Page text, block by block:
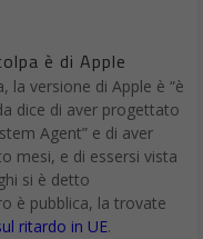
è di Apple
la versione di Apple è “è
dice di aver progettato
Agent” e di aver
mesi, e di essersi vista
si è detto
è pubblica, la trovate
ritardo in UE.